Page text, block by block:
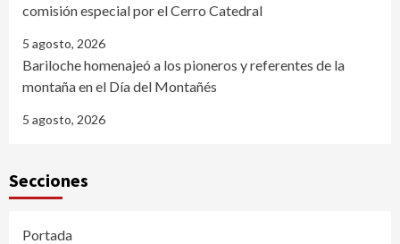
comisión especial por el Cerro Catedral
5 agosto, 2026
Bariloche homenajeó a los pioneros y referentes de la
montaña en el Día del Montañés
5 agosto, 2026
Secciones
Portada